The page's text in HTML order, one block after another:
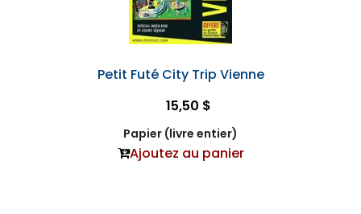
Petit Futé City Trip Vienne
15,50 $
Papier (livre entier)
Ajoutez au panier